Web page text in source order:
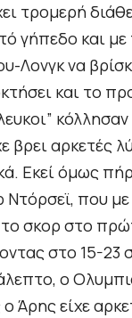
τρομερή
γήπεδο και
Λονγκ να
και το
κόλλησαν
βρει αρκετές
Εκεί όμως
Ντόρσεϊ, που
σκορ στο
στο 15-23
ο
ο Άρης είχε